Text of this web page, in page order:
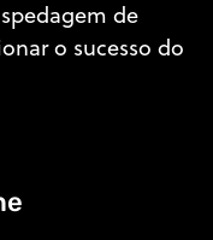
de
o sucesso do